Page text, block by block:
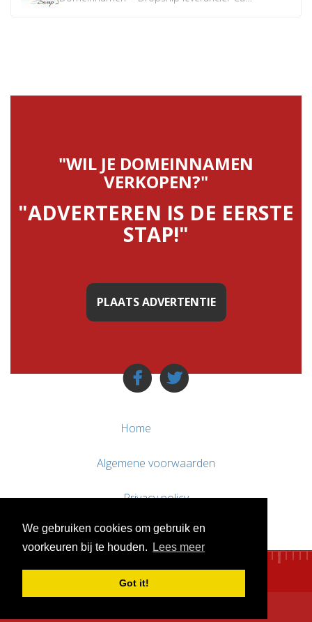
We gebruiken cookies om gebruik en
voorkeuren bij te houden.
Lees meer
Got it!
"WIL JE DOMEINNAMEN
VERKOPEN?"
"ADVERTEREN IS DE EERSTE
STAP!"
PLAATS ADVERTENTIE
Home
Algemene voorwaarden
Privacy policy
Contact / Support